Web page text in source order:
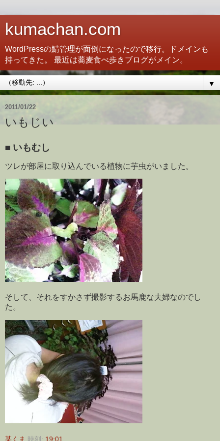
kumachan.com
WordPressの鯖管理が面倒になったので移行。ドメインも
持ってきた。 最近は蕎麦食べ歩きブログがメイン。
▼
2011/01/22
いもじい
■ いもむし
ツレが部屋に取り込んでいる植物に芋虫がいました。
そして、それをすかさず撮影するお馬鹿な夫婦なのでし
た。
某くま 時刻: 19:01